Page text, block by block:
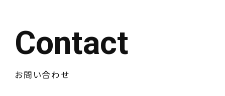
Contact
お問い合わせ